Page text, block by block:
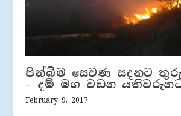
පින්බිම සෙවණ සදනට
– දම් මග වඩන
February 9, 2017